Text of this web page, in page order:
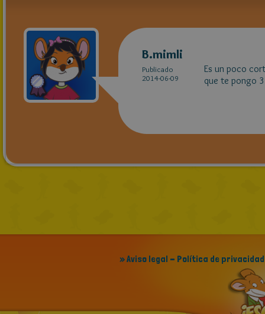
B.mimli
Publicado
2014-06-09
Es un poco
que te pongo
» Aviso legal - Política de privacidad